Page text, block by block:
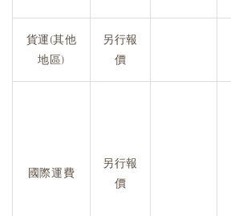
貨運(其他
地區)
另行報
價
國際運費
另行報
價